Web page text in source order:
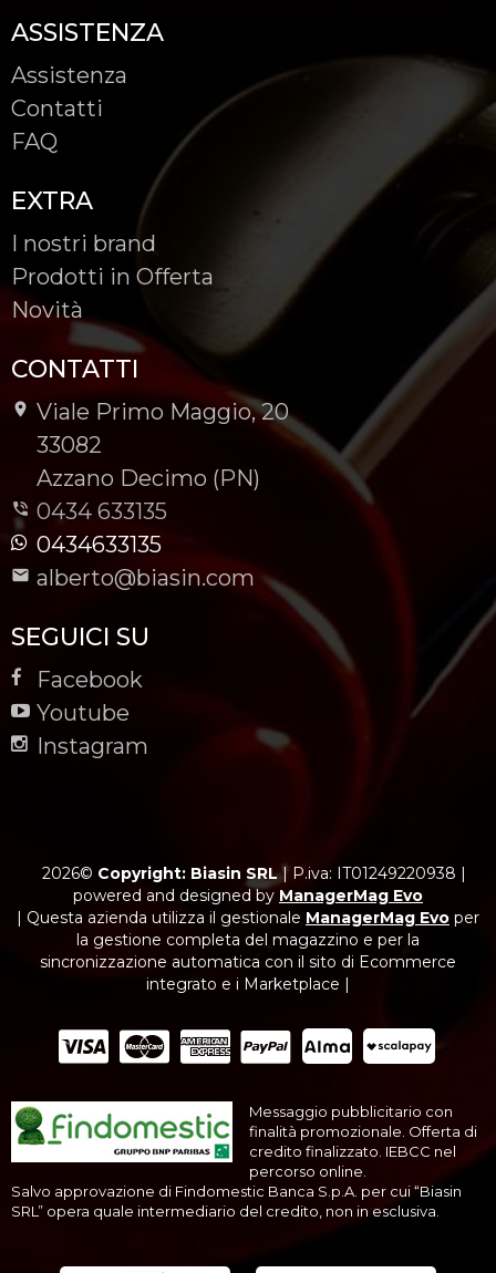
ASSISTENZA
Assistenza
Contatti
FAQ
EXTRA
I nostri brand
Prodotti in Offerta
Novità
CONTATTI
Viale Primo Maggio, 20
-
33082
-
Azzano Decimo (PN)
0434 633135
0434633135
alberto@biasin.com
SEGUICI SU
Facebook
Youtube
Instagram
2026© Copyright: Biasin SRL| P.iva: IT01249220938 |
powered and designed by ManagerMag Evo
| Questa azienda utilizza il gestionale ManagerMag Evo per
la gestione completa del magazzino e per la
sincronizzazione automatica con il sito di Ecommerce
integrato e i Marketplace |
Messaggio pubblicitario con
finalità promozionale. Offerta di
credito finalizzato. IEBCC nel
percorso online.
Salvo approvazione di Findomestic Banca S.p.A. per cui “Biasin
SRL” opera quale intermediario del credito, non in esclusiva.